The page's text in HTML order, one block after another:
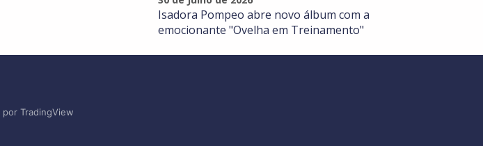
Isadora Pompeo abre novo álbum com a
emocionante "Ovelha em Treinamento"
por TradingView